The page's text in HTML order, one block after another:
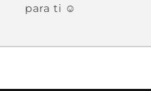
para ti ☺️